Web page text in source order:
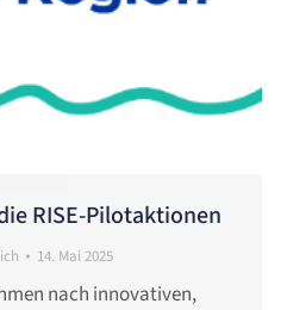
RISE-Pilotaktionen
14. Mai 2025
nach innovativen,